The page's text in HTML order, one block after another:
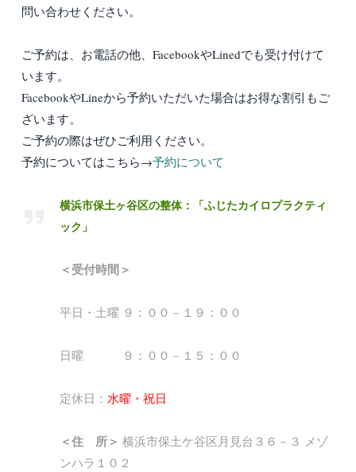
問い合わせください。
ご予約は、お電話の他、FacebookやLinedでも受け付けて
います。
FacebookやLineから予約いただいた場合はお得な割引もご
ざいます。
ご予約の際はぜひご利用ください。
予約についてはこちら→予約について
横浜市保土ヶ谷区の整体：「ふじたカイロプラクティ
ック」
＜受付時間＞
平日・土曜 ９：００－１９：００
日曜 ９：００－１５：００
定休日： 水曜・祝日
＜住 所＞ 横浜市保土ケ谷区月見台３６－３ メゾ
ンハラ１０２